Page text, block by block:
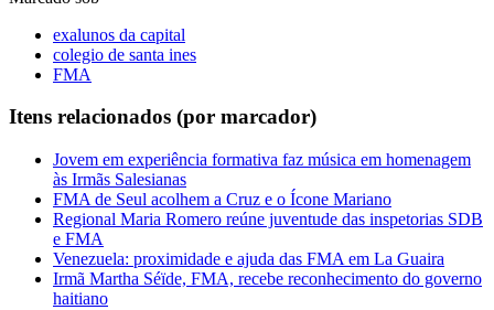
exalunos da capital
colegio de santa ines
FMA
Itens relacionados (por marcador)
Jovem em experiência formativa faz música em homenagem
às Irmãs Salesianas
FMA de Seul acolhem a Cruz e o Ícone Mariano
Regional Maria Romero reúne juventude das inspetorias SDB
e FMA
Venezuela: proximidade e ajuda das FMA em La Guaira
Irmã Martha Séïde, FMA, recebe reconhecimento do governo
haitiano